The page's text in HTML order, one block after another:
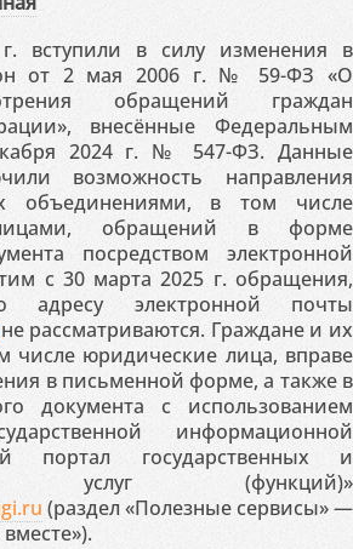
вступили в силу изменения в
от 2 мая 2006 г. № 59-ФЗ «О
обращений граждан
внесённые Федеральным
2024 г. № 547-ФЗ. Данные
возможность направления
объединениями, в том числе
обращений в форме
посредством электронной
с 30 марта 2025 г. обращения,
адресу электронной почты
не рассматриваются. Граждане и их
числе юридические лица, вправе
в письменной форме, а также в
документа с использованием
информационной
портал государственных и
услуг (функций)»
(раздел «Полезные сервисы» —